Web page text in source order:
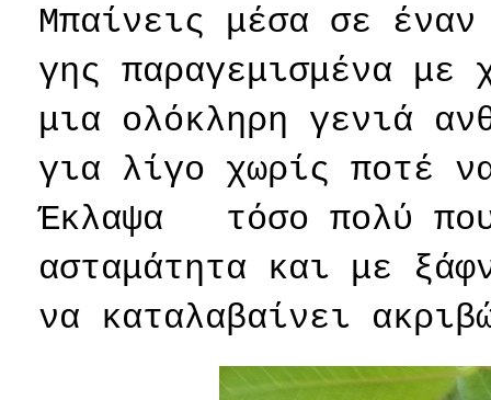
Μπαίνεις μέσα σε
γης παραγεμισμένα με
μια ολόκληρη γενιά
για λίγο χωρίς ποτέ
Έκλαψα
τόσο πολύ
ασταμάτητα και με
να καταλαβαίνει